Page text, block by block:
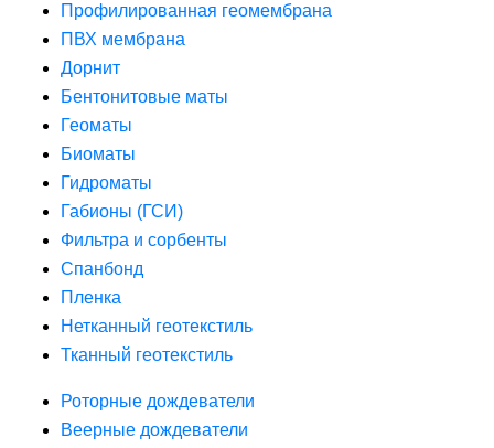
Профилированная геомембрана
ПВХ мембрана
Дорнит
Бентонитовые маты
Геоматы
Биоматы
Гидроматы
Габионы (ГСИ)
Фильтра и сорбенты
Спанбонд
Пленка
Нетканный геотекстиль
Тканный геотекстиль
Роторные дождеватели
Веерные дождеватели